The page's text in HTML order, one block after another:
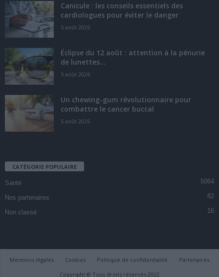
Canicule : les conseils essentiels des
cardiologues pour éviter le danger
5 août 2026
Éclipse du 12 août : attention à la pénurie
de lunettes...
5 août 2026
Un chewing-gum révolutionnaire pour
combattre le cancer buccal
5 août 2026
CATÉGORIE POPULAIRE
Santé 5064
Nos partenaires 82
Non classé 16
Mentions légales Cookies Politique de confidentialité
Partenaires
Copyright © Tous droits réservés 2022